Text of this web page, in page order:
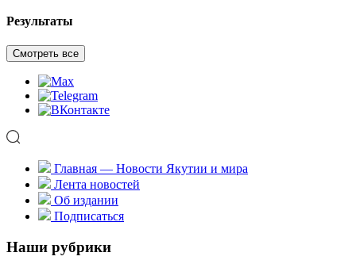
Результаты
Смотреть все
Главная — Новости Якутии и мира
Лента новостей
Об издании
Подписаться
Наши рубрики